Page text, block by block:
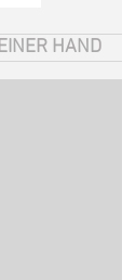
HAND